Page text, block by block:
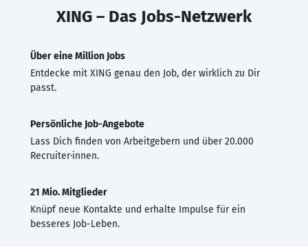
XING – Das Jobs-Netzwerk
Über eine Million Jobs
Entdecke mit XING genau den Job, der wirklich zu Dir
passt.
Persönliche Job-Angebote
Lass Dich finden von Arbeitgebern und über 20.000
Recruiter·innen.
21 Mio. Mitglieder
Knüpf neue Kontakte und erhalte Impulse für ein
besseres Job-Leben.